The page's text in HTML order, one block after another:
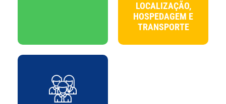
LOCALIZAÇÃO,
HOSPEDAGEM E
TRANSPORTE